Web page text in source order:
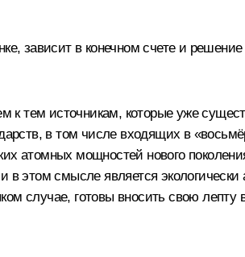
зависит в конечном счете и
тем источникам, которые уже
в том числе входящих в
атомных мощностей нового
в этом смысле является
случае, готовы вносить свою лепту